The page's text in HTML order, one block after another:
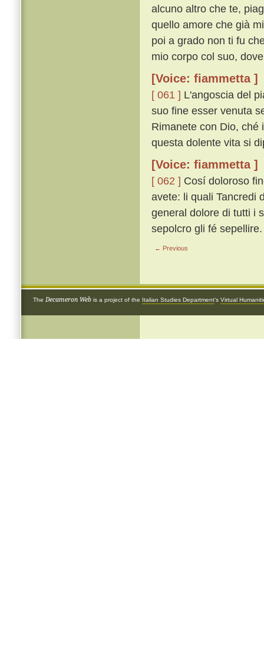
alcuno altro che te,
quello amore che già
poi a grado non ti fu
mio corpo col suo,
[Voice: fiammetta ]
[ 061 ] L'angoscia del
suo fine esser venuta
Rimanete con Dio, ché
questa dolente vita si
[Voice: fiammetta ]
[ 062 ] Cosí doloroso
avete: li quali Tancredi
general dolore di tutti i
sepolcro gli fé sepellire.
← Previous
The Decameron Web is a project of the Italian Studies Department's Virtual